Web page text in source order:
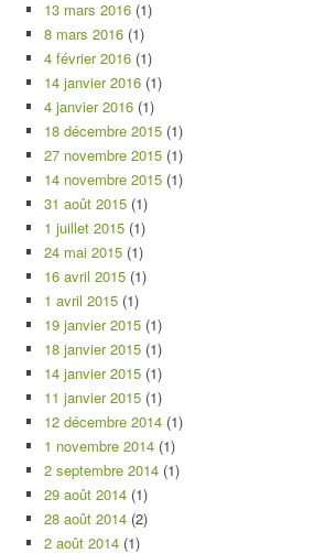
13 mars 2016 (1)
8 mars 2016 (1)
4 février 2016 (1)
14 janvier 2016 (1)
4 janvier 2016 (1)
18 décembre 2015 (1)
27 novembre 2015 (1)
14 novembre 2015 (1)
31 août 2015 (1)
1 juillet 2015 (1)
24 mai 2015 (1)
16 avril 2015 (1)
1 avril 2015 (1)
19 janvier 2015 (1)
18 janvier 2015 (1)
14 janvier 2015 (1)
11 janvier 2015 (1)
12 décembre 2014 (1)
1 novembre 2014 (1)
2 septembre 2014 (1)
29 août 2014 (1)
28 août 2014 (2)
2 août 2014 (1)